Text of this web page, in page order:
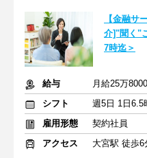
【金融サ
介]"聞く"
7時迄＞
給与
シフト
週5日 1日6.5
雇用形態
契約社員
アクセス
大宮駅 徒歩6